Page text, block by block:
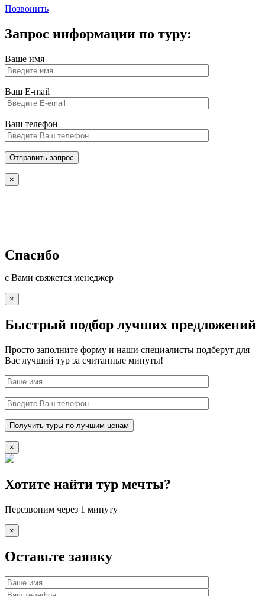
Позвонить
Запрос информации по туру:
Ваше имя
Ваш E-mail
Ваш телефон
×
Спасибо
с Вами свяжется менеджер
×
Быстрый подбор лучших предложений
Просто заполните форму и наши специалисты подберут для
Вас лучший тур за считанные минуты!
×
Хотите найти тур мечты?
Перезвоним через 1 минуту
×
Оставьте заявку